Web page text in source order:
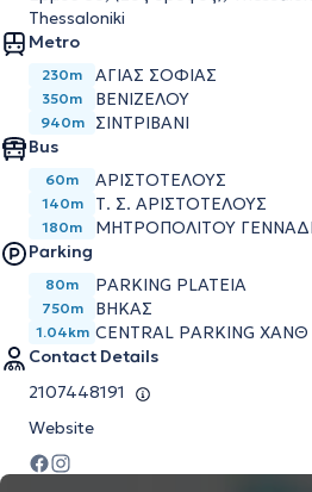
Thessaloniki
Metro
230m ΑΓΊΑΣ ΣΟΦΊΑΣ
350m ΒΕΝΙΖΈΛΟΥ
940m
ΣΙΝΤΡΙΒΆΝΙ
Bus
60m ΑΡΙΣΤΟΤΕΛΟΥΣ
140m Τ. Σ. ΑΡΙΣΤΟΤΕΛΟΥΣ
180m
ΜΗΤΡΟΠΟΛΙΤΟΥ
Parking
80m PARKING PLATEIA
750m ΒΗΚΑΣ
1.04km CENTRAL PARKING ΧΑΝΘ
Contact Details
2107448191
Website